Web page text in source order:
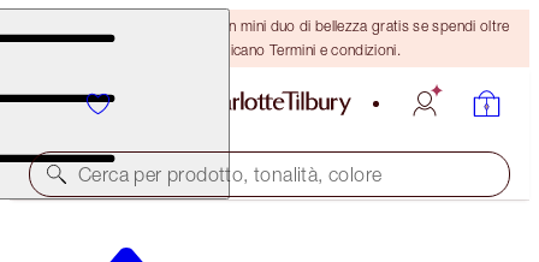
ULTIMA OCCASIONE! Ricevi un mini duo di bellezza gratis se spendi oltre
110 €! Si applicano Termini e condizioni.
Cerca per prodotto, tonalità, colore